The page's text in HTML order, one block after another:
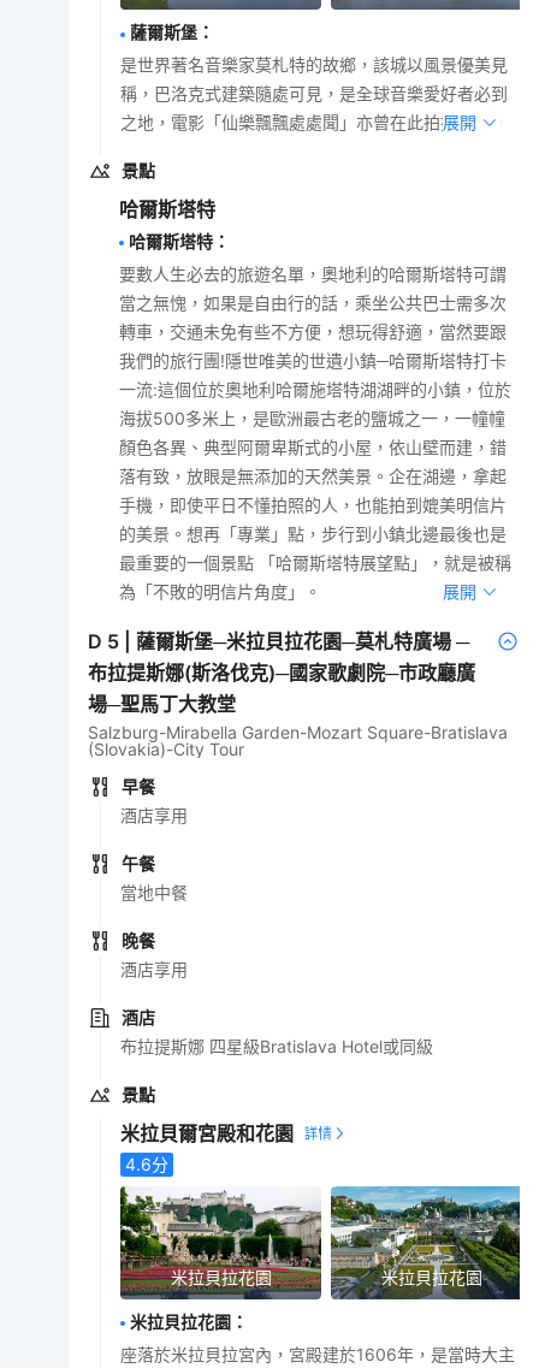
薩爾斯堡 ：
是世界著名音樂家莫札特的故鄉，該城以風景優美見
稱，巴洛克式建築隨處可見，是全球音樂愛好者必到
之地，電影「仙樂飄飄處處聞」亦曾在此拍攝外景。
展開
景點
哈爾斯塔特
哈爾斯塔特 ：
要數人生必去的旅遊名單，奧地利的哈爾斯塔特可謂
當之無愧，如果是自由行的話，乘坐公共巴士需多次
轉車，交通未免有些不方便，想玩得舒適，當然要跟
我們的旅行團!隱世唯美的世遺小鎮─哈爾斯塔特打卡
一流:這個位於奧地利哈爾施塔特湖湖畔的小鎮，位於
海拔500多米上，是歐洲最古老的鹽城之一，一幢幢
顏色各異、典型阿爾卑斯式的小屋，依山壁而建，錯
落有致，放眼是無添加的天然美景。企在湖邊，拿起
手機，即使平日不懂拍照的人，也能拍到媲美明信片
的美景。想再「專業」點，步行到小鎮北邊最後也是
最重要的一個景點 「哈爾斯塔特展望點」，就是被稱
為「不敗的明信片角度」。
展開
D 5
薩爾斯堡─米拉貝拉花園─莫札特廣場 ─
布拉提斯娜(斯洛伐克)─國家歌劇院─市政廳廣
場─聖馬丁大教堂
Salzburg-Mirabella Garden-Mozart Square-Bratislava
(Slovakia)-City Tour
早餐
酒店享用
午餐
當地中餐
晚餐
酒店享用
酒店
布拉提斯娜 四星級Bratislava Hotel或同級
景點
米拉貝爾宮殿和花園
4.6分
米拉貝拉花園 米拉貝拉花園
米拉貝拉花園 ：
座落於米拉貝拉宮內，宮殿建於1606年，是當時大主